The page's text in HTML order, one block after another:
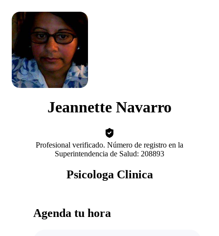
Jeannette Navarro
Profesional verificado. Número de registro en la
Superintendencia de Salud: 208893
Psicologa Clinica
Agenda tu hora